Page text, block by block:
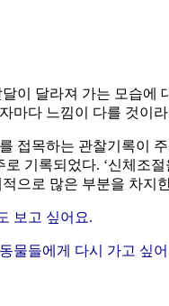
이 달라져 가는 모습
마다 느낌이 다를 것이
접목하는 관찰기록이
기록되었다. ‘신체조
으로 많은 부분을 차지
보고 싶어요.
물들에게 다시 가고 싶